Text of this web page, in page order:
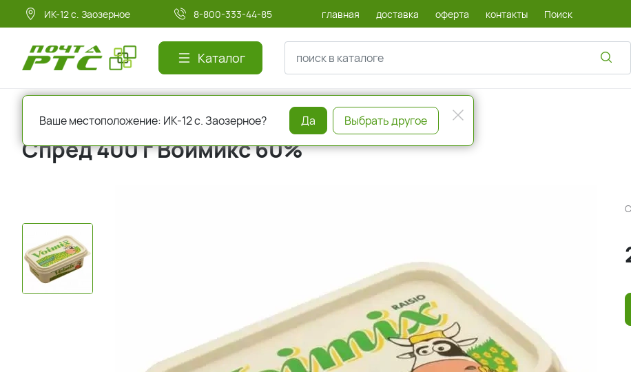
ИК-12 с. Заозерное 8-800-333-44-85 главная доставка оферта контакты Поиск
Каталог
Масло сливочное, спред, маргарин
Спред 400 г Воимикс 60%
Ваше местоположение: ИК-12 с. Заозерное? Да Выбрать другое